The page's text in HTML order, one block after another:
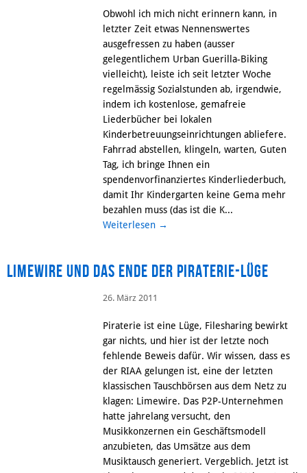
Obwohl ich mich nicht erinnern kann, in
letzter Zeit etwas Nennenswertes
ausgefressen zu haben (ausser
gelegentlichem Urban Guerilla-Biking
vielleicht), leiste ich seit letzter Woche
regelmässig Sozialstunden ab, irgendwie,
indem ich kostenlose, gemafreie
Liederbücher bei lokalen
Kinderbetreuungseinrichtungen abliefere.
Fahrrad abstellen, klingeln, warten, Guten
Tag, ich bringe Ihnen ein
spendenvorfinanziertes Kinderliederbuch,
damit Ihr Kindergarten keine Gema mehr
bezahlen muss (das ist die K...
Weiterlesen →
Limewire und das Ende der Piraterie-Lüge
26. März 2011
Piraterie ist eine Lüge, Filesharing bewirkt
gar nichts, und hier ist der letzte noch
fehlende Beweis dafür. Wir wissen, dass es
der RIAA gelungen ist, eine der letzten
klassischen Tauschbörsen aus dem Netz zu
klagen: Limewire. Das P2P-Unternehmen
hatte jahrelang versucht, den
Musikkonzernen ein Geschäftsmodell
anzubieten, das Umsätze aus dem
Musiktausch generiert. Vergeblich. Jetzt ist